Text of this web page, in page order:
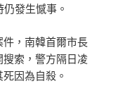
發生憾事。
，南韓首爾市長
索，警方隔日凌
因為自殺。